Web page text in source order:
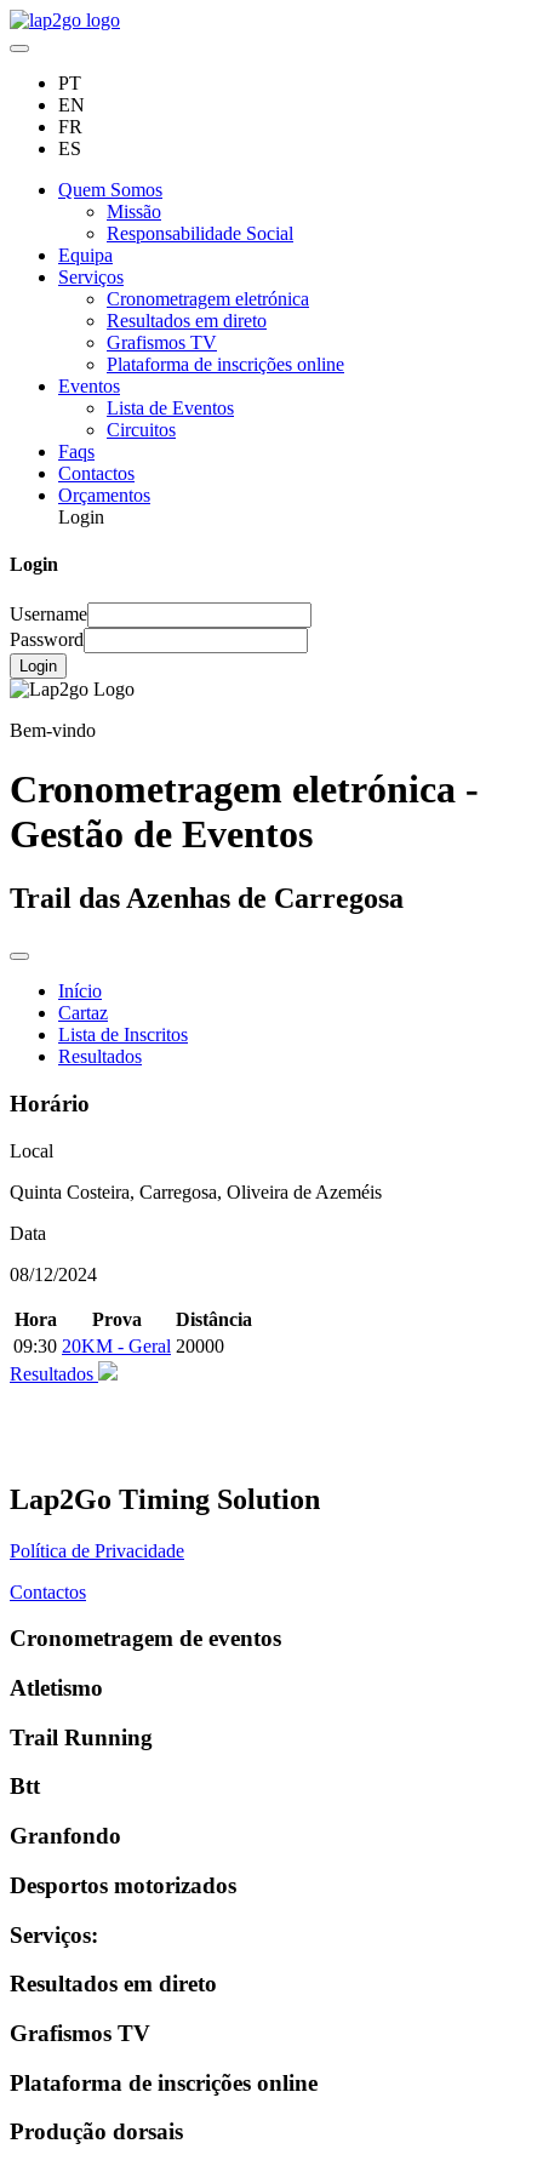
PT
EN
FR
ES
Quem Somos
Missão
Responsabilidade Social
Equipa
Serviços
Cronometragem eletrónica
Resultados em direto
Grafismos TV
Plataforma de inscrições online
Eventos
Lista de Eventos
Circuitos
Faqs
Contactos
Orçamentos
Login
Login
Username
Password
Login
Bem-vindo
Cronometragem eletrónica -
Gestão de Eventos
Trail das Azenhas de Carregosa
Início
Cartaz
Lista de Inscritos
Resultados
Horário
Local
Quinta Costeira, Carregosa, Oliveira de Azeméis
Data
08/12/2024
Hora Prova
Distância
09:30 20KM - Geral 20000
Resultados
Lap2Go Timing Solution
Política de Privacidade
Contactos
Cronometragem de eventos
Atletismo
Trail Running
Btt
Granfondo
Desportos motorizados
Serviços:
Resultados em direto
Grafismos TV
Plataforma de inscrições online
Produção dorsais